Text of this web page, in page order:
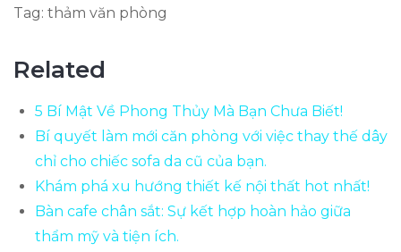
Tag: thảm văn phòng
Related
5 Bí Mật Về Phong Thủy Mà Bạn Chưa Biết!
Bí quyết làm mới căn phòng với việc thay thế dây
chỉ cho chiếc sofa da cũ của bạn.
Khám phá xu hướng thiết kế nội thất hot nhất!
Bàn cafe chân sắt: Sự kết hợp hoàn hảo giữa
thẩm mỹ và tiện ích.